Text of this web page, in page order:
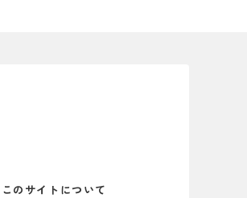
このサイトについて